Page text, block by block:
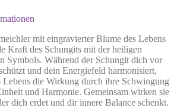
mit eingravierter Blume des Lebens
Kraft des Schungits mit der heiligen
Symbols. Während der Schungit dich vor
und dein Energiefeld harmonisiert,
Lebens die Wirkung durch ihre Schwingung
und Harmonie. Gemeinsam wirken sie
dich erdet und dir innere Balance schenkt.